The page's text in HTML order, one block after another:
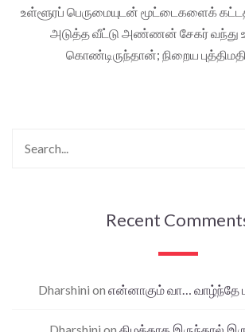
உள்ளூரப் பெருமையுடன் மூட்டைகளைக்
அடுத்த வீட்டு அண்ணன் சேகர் வந்து
கொண்டிருந்தான்; நிறைய
Recent
Dharshini on என்னாகும் வா… வாழ்ந்தே
Dharshini on கிழக்காக இருந்தால்